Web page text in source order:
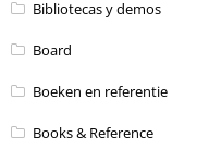
Bibliotecas y demos
Board
Boeken en referentie
Books & Reference